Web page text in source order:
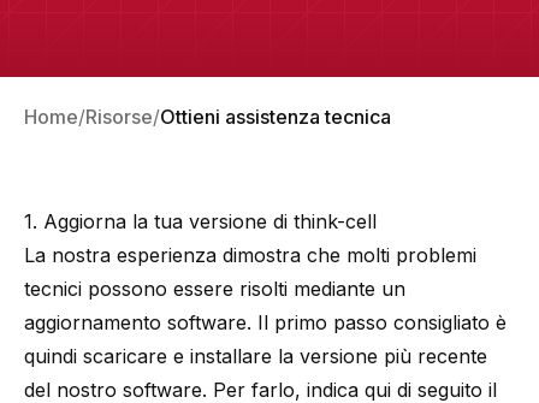
Home Risorse Ottieni assistenza tecnica
1. Aggiorna la tua versione di think-cell
La nostra esperienza dimostra che molti problemi
tecnici possono essere risolti mediante un
aggiornamento software. Il primo passo consigliato è
quindi scaricare e installare la versione più recente
del nostro software. Per farlo, indica qui di seguito il